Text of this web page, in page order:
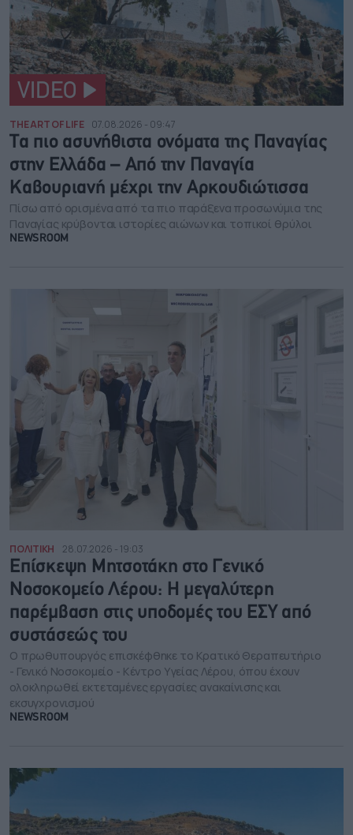
VIDEO
THE ART OF LIFE 07.08.2026 - 09:47
Τα πιο ασυνήθιστα ονόματα της Παναγίας
στην Ελλάδα – Από την Παναγία
Καβουριανή μέχρι την Αρκουδιώτισσα
Πίσω από ορισμένα από τα πιο παράξενα προσωνύμια της
Παναγίας κρύβονται ιστορίες αιώνων και τοπικοί θρύλοι
NEWSROOM
ΠΟΛΙΤΙΚΗ 28.07.2026 - 19:03
Eπίσκεψη Μητσοτάκη στο Γενικό
Νοσοκομείο Λέρου: Η μεγαλύτερη
παρέμβαση στις υποδομές του ΕΣΥ από
συστάσεώς του
Ο πρωθυπουργός επισκέφθηκε το Κρατικό Θεραπευτήριο
- Γενικό Νοσοκομείο - Κέντρο Υγείας Λέρου, όπου έχουν
ολοκληρωθεί εκτεταμένες εργασίες ανακαίνισης και
εκσυγχρονισμού
NEWSROOM